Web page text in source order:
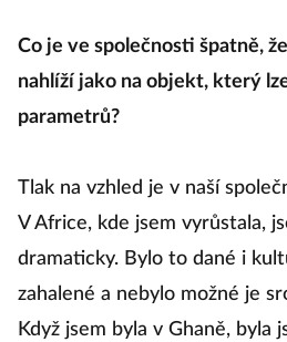
Co je ve společnosti špatně,
nahlíží jako na objekt, který
parametrů?
Tlak na vzhled je v naší
V Africe, kde jsem vyrůstala,
dramaticky. Bylo to dané i
zahalené a nebylo možné je
Když jsem byla v Ghaně, byla